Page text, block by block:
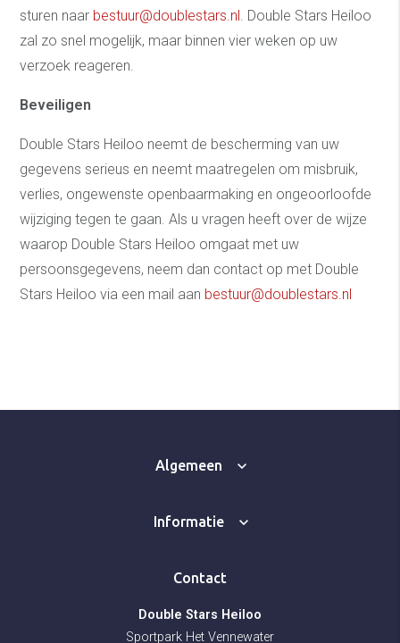
sturen naar bestuur@doublestars.nl . Double Stars Heiloo
zal zo snel mogelijk, maar binnen vier weken op uw
verzoek reageren.
Beveiligen
Double Stars Heiloo neemt de bescherming van uw
gegevens serieus en neemt maatregelen om misbruik,
verlies, ongewenste openbaarmaking en ongeoorloofde
wijziging tegen te gaan. Als u vragen heeft over de wijze
waarop Double Stars Heiloo omgaat met uw
persoonsgegevens, neem dan contact op met Double
Stars Heiloo via een mail aan bestuur@doublestars.nl
Algemeen
Informatie
Contact
Double Stars Heiloo
Sportpark Het Vennewater